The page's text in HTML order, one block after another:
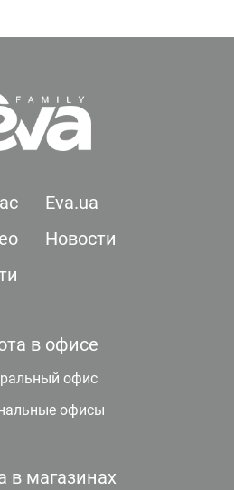
Eva.ua
Новости
в офисе
офис
офисы
в магазинах